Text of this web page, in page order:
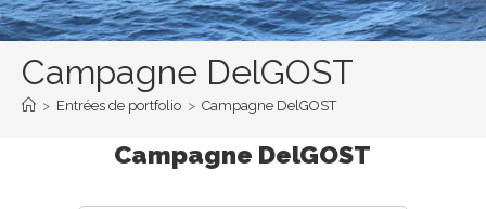
Campagne DelGOST
> Entrées de portfolio > Campagne DelGOST
Campagne DelGOST